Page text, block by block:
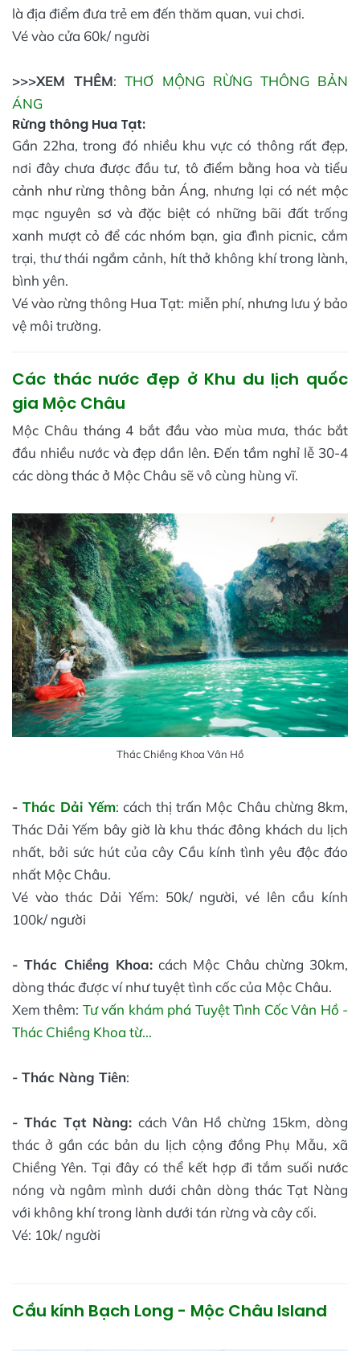
là địa điểm đưa trẻ em đến thăm quan, vui chơi.
Vé vào cửa 60k/ người
>>>XEM THÊM: THƠ MỘNG RỪNG THÔNG BẢN
ÁNG
Rừng thông Hua Tạt:
Gần 22ha, trong đó nhiều khu vực có thông rất đẹp,
nơi đây chưa được đầu tư, tô điểm bằng hoa và tiểu
cảnh như rừng thông bản Áng, nhưng lại có nét mộc
mạc nguyên sơ và đặc biệt có những bãi đất trống
xanh mượt cỏ để các nhóm bạn, gia đình picnic, cắm
trại, thư thái ngắm cảnh, hít thở không khí trong lành,
bình yên.
Vé vào rừng thông Hua Tạt: miễn phí, nhưng lưu ý bảo
vệ môi trường.
Các thác nước đẹp ở Khu du lịch quốc
gia Mộc Châu
Mộc Châu tháng 4 bắt đầu vào mùa mưa, thác bắt
đầu nhiều nước và đẹp dần lên. Đến tầm nghỉ lễ 30-4
các dòng thác ở Mộc Châu sẽ vô cùng hùng vĩ.
Thác Chiềng Khoa Vân Hồ
- Thác Dải Yếm: cách thị trấn Mộc Châu chừng 8km,
Thác Dải Yếm bây giờ là khu thác đông khách du lịch
nhất, bởi sức hút của cây Cầu kính tình yêu độc đáo
nhất Mộc Châu.
Vé vào thác Dải Yếm: 50k/ người, vé lên cầu kính
100k/ người
- Thác Chiềng Khoa:cách Mộc Châu chừng 30km,
dòng thác được ví như tuyệt tình cốc của Mộc Châu.
Xem thêm: Tư vấn khám phá Tuyệt Tình Cốc Vân Hồ -
Thác Chiềng Khoa từ...
- Thác Nàng Tiên:
- Thác Tạt Nàng: cách Vân Hồ chừng 15km, dòng
thác ở gần các bản du lịch cộng đồng Phụ Mẫu, xã
Chiềng Yên. Tại đây có thể kết hợp đi tắm suối nước
nóng và ngâm mình dưới chân dòng thác Tạt Nàng
với không khí trong lành dưới tán rừng và cây cối.
Vé: 10k/ người
Cầu kính Bạch Long - Mộc Châu Island